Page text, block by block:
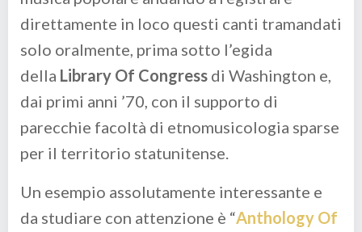
direttamente in loco questi canti tramandati
solo oralmente, prima sotto l’egida
della Library Of Congress di Washington e,
dai primi anni ’70, con il supporto di
parecchie facoltà di etnomusicologia sparse
per il territorio statunitense.
Un esempio assolutamente interessante e
da studiare con attenzione è “Anthology Of